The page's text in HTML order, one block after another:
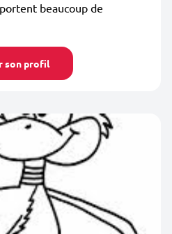
beaucoup de
son profil